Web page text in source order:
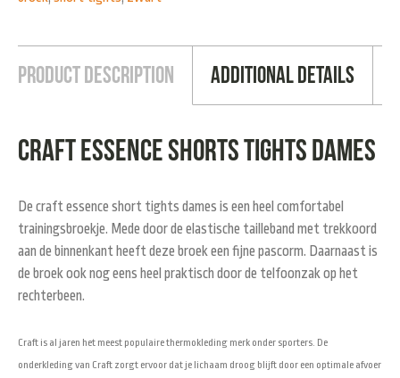
Product Description Additional Details
Craft essence shorts tights dames
De craft essence short tights dames is een heel comfortabel
trainingsbroekje. Mede door de elastische tailleband met trekkoord
aan de binnenkant heeft deze broek een fijne pascorm. Daarnaast is
de broek ook nog eens heel praktisch door de telfoonzak op het
rechterbeen.
Craft is al jaren het meest populaire thermokleding merk onder sporters. De
onderkleding van Craft zorgt ervoor dat je lichaam droog blijft door een optimale afvoer